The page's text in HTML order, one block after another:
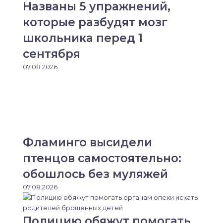
Названы 5 упражнений,
которые разбудят мозг
школьника перед 1
сентября
07.08.2026
Фламинго высидели
птенцов самостоятельно:
обошлось без муляжей
07.08.2026